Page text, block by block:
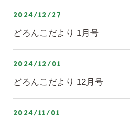
2024/12/27
どろんこだより 1月号
2024/12/01
どろんこだより 12月号
2024/11/01